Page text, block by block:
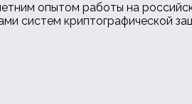
опытом работы на
систем криптографической